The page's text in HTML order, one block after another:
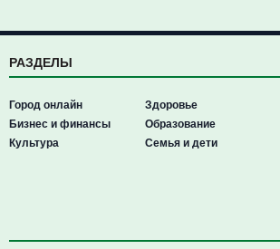
РАЗДЕЛЫ
Город онлайн
Бизнес и финансы
Культура
Здоровье
Образование
Семья и дети